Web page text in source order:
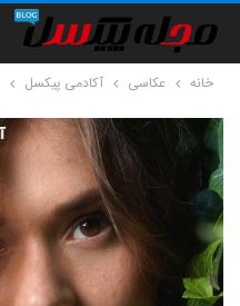
خانه عکاسی آکادمی پیکسل